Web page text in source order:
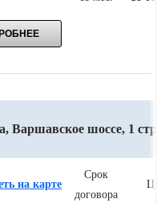
Варшавское шоссе, 1 стр.
на карте
Срок
договора